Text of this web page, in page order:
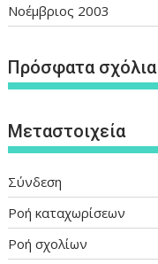
Νοέμβριος 2003
Πρόσφατα σχόλια
Μεταστοιχεία
Σύνδεση
Ροή καταχωρίσεων
Ροή σχολίων